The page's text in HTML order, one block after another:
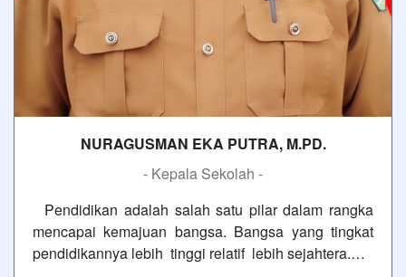
NURAGUSMAN EKA PUTRA, M.PD.
- Kepala Sekolah -
Pendidikan adalah salah satu pilar dalam rangka
mencapai kemajuan bangsa. Bangsa yang tingkat
pendidikannya lebih tinggi relatif lebih sejahtera.…